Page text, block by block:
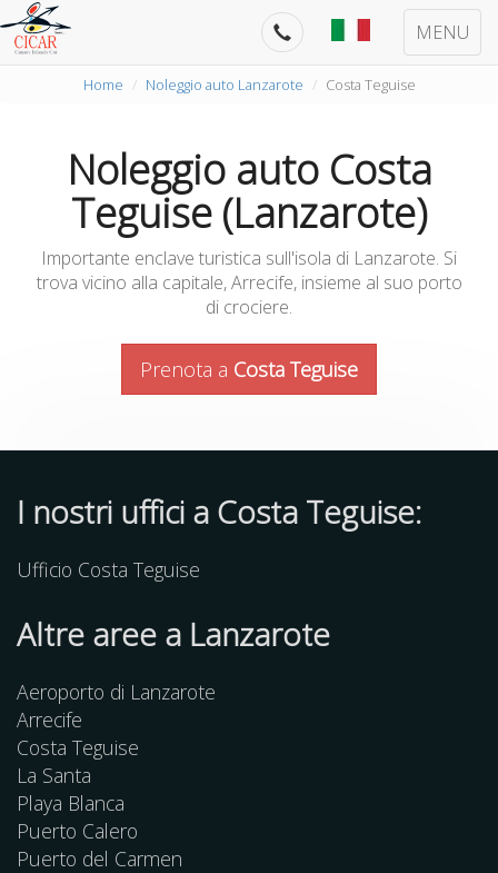
MENU
Home Noleggio auto Lanzarote Costa Teguise
Noleggio auto Costa
Teguise (Lanzarote)
Importante enclave turistica sull'isola di Lanzarote. Si
trova vicino alla capitale, Arrecife, insieme al suo porto
di crociere.
Prenota a Costa Teguise
I nostri uffici a Costa Teguise:
Ufficio Costa Teguise
Altre aree a Lanzarote
Aeroporto di Lanzarote
Arrecife
Costa Teguise
La Santa
Playa Blanca
Puerto Calero
Puerto del Carmen